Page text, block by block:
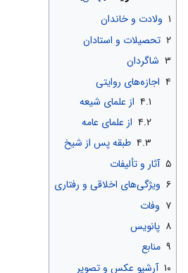
۱ ولادت و خاندان
۲ تحصیلات و استادان
۳ شاگردان
۴ اجازه‌های روایتی
۴.۱ از علمای شیعه
۴.۲ از علمای عامه
۴.۳ طبقه پس از شیخ
۵ آثار و تألیفات
۶ ویژگی‌های اخلاقی و رفتاری
۷ وفات
۸ پانویس
۹ منابع
۱۰ آرشیو عکس و تصویر